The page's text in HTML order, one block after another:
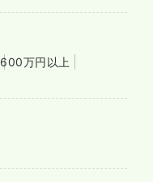
600万円以上